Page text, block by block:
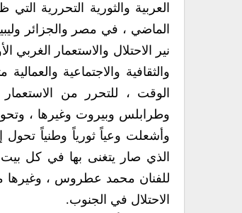
العربية والثورية التحررية
الماضي ، في مصر والجزائر
نير الاحتلال والاستعمار
والثقافية والاجتماعية
الوقت ، للتحرر من
وطرابلس وبيروت وغيرها ،
وأشعلت وعياً ثورياً وطنياً
الذي صار يتغنى بها في كل
للفنان محمد عطروس ، وغيرها من
الاحتلال في الجنوب.